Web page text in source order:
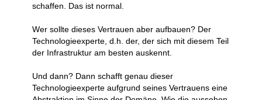
schaffen. Das ist normal.
Wer sollte dieses Vertrauen aber aufbauen? Der
Technologieexperte, d.h. der, der sich mit diesem Teil
der Infrastruktur am besten auskennt.
Und dann? Dann schafft genau dieser
Technologieexperte aufgrund seines Vertrauens eine